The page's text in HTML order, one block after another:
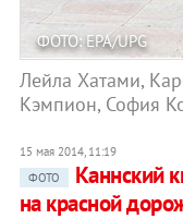
ФОТО: EPA/UPG
Лейла Хатами,
Кэмпион, София
15 мая 2014, 11:19
ФОТО
Каннский
на красной